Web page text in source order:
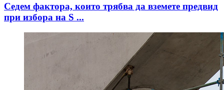
Седем фактора, които трябва да вземете предвид
при избора на S ...